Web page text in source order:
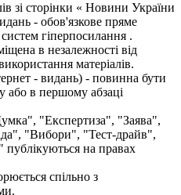
зі сторінки « Новини України
- обов'язкове пряме
гіперпосилання .
в незалежності від
матеріалів.
- видань) - повинна бути
або в першому абзаці
"Експертиза", "Заява",
"Вибори", "Тест-драйв",
на правах
спільно з